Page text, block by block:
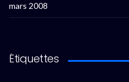
mars 2008
Étiquettes